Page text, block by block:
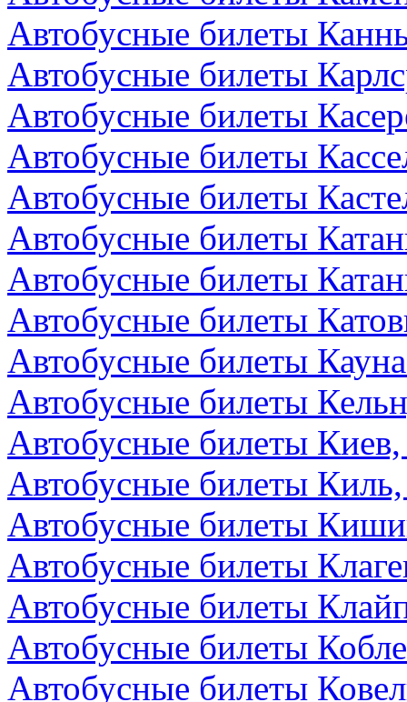
Автобусные билеты
Автобусные билеты
Автобусные билеты
Автобусные билеты
Автобусные билеты
Автобусные билеты
Автобусные билеты
Автобусные билеты
Автобусные билеты
Автобусные билеты
Автобусные билеты
Автобусные билеты
Автобусные билеты
Автобусные билеты
Автобусные билеты
Автобусные билеты
Автобусные билеты